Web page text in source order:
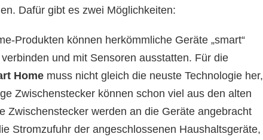
Dafür gibt es zwei Möglichkeiten:
Produkten können herkömmliche Geräte „smart“
und mit Sensoren ausstatten. Für die
Home muss nicht gleich die neuste Technologie her,
Zwischenstecker können schon viel aus den alten
Zwischenstecker werden an die Geräte angebracht
Stromzufuhr der angeschlossenen Haushaltsgeräte,